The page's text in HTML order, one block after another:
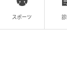
前の話
スポーツ